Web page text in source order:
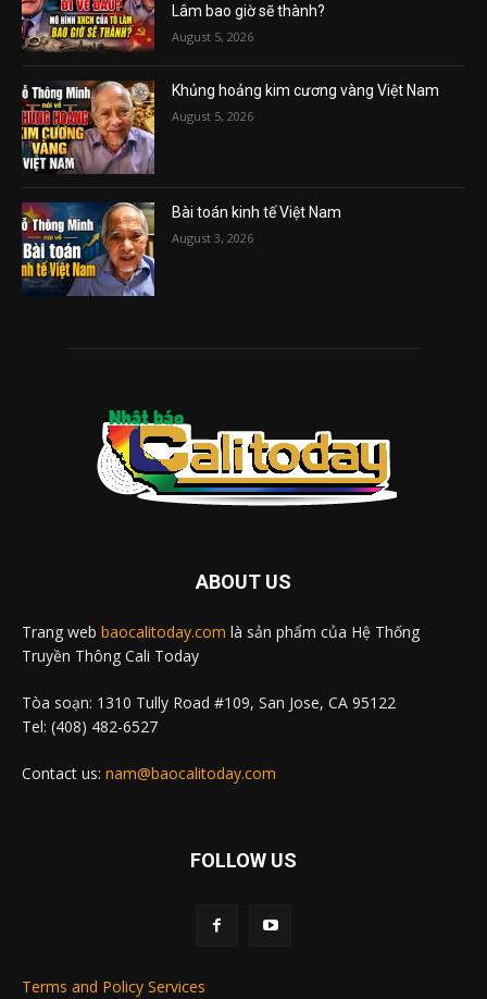
Lâm bao giờ sẽ thành?
August 5, 2026
Khủng hoảng kim cương vàng Việt Nam
August 5, 2026
Bài toán kinh tế Việt Nam
August 3, 2026
ABOUT US
Trang web baocalitoday.com là sản phẩm của Hệ Thống
Truyền Thông Cali Today
Tòa soạn: 1310 Tully Road #109, San Jose, CA 95122
Tel: (408) 482-6527
Contact us: nam@baocalitoday.com
FOLLOW US
Terms and Policy Services